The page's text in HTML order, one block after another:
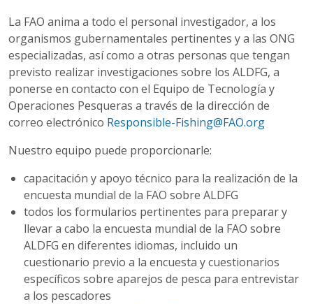
La FAO anima a todo el personal investigador, a los
organismos gubernamentales pertinentes y a las ONG
especializadas, así como a otras personas que tengan
previsto realizar investigaciones sobre los ALDFG, a
ponerse en contacto con el Equipo de Tecnología y
Operaciones Pesqueras a través de la dirección de
correo electrónico Responsible-Fishing@FAO.org
Nuestro equipo puede proporcionarle:
capacitación y apoyo técnico para la realización de la
encuesta mundial de la FAO sobre ALDFG
todos los formularios pertinentes para preparar y
llevar a cabo la encuesta mundial de la FAO sobre
ALDFG en diferentes idiomas, incluido un
cuestionario previo a la encuesta y cuestionarios
específicos sobre aparejos de pesca para entrevistar
a los pescadores